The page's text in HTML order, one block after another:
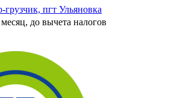
грузчик, пгт Ульяновка
месяц, до вычета налогов